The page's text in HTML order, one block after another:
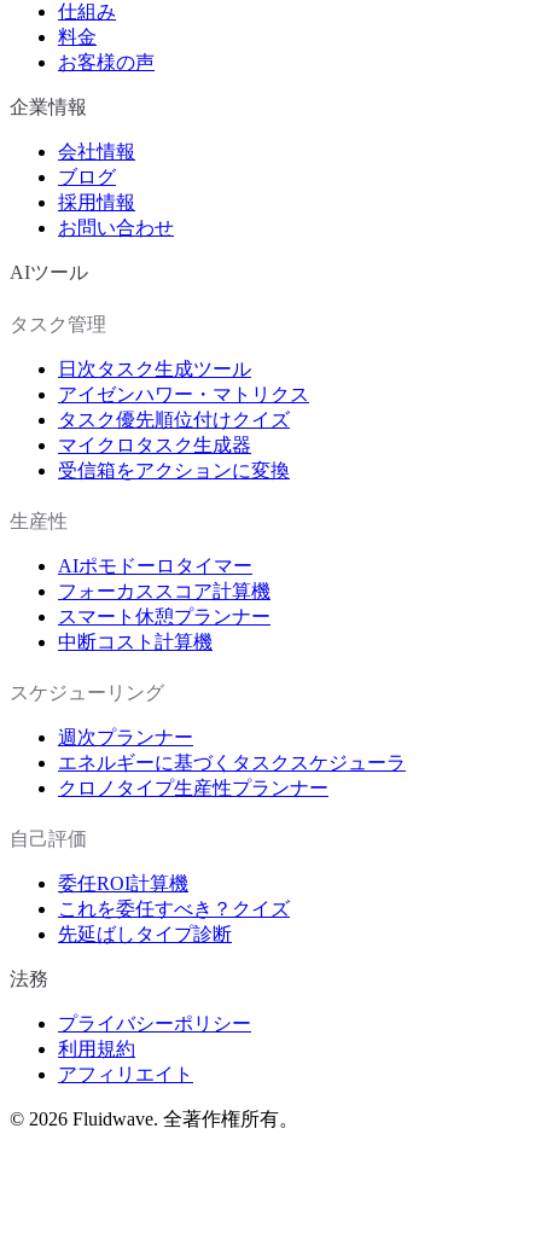
仕組み
料金
お客様の声
企業情報
会社情報
ブログ
採用情報
お問い合わせ
AIツール
タスク管理
日次タスク生成ツール
アイゼンハワー・マトリクス
タスク優先順位付けクイズ
マイクロタスク生成器
受信箱をアクションに変換
生産性
AIポモドーロタイマー
フォーカススコア計算機
スマート休憩プランナー
中断コスト計算機
スケジューリング
週次プランナー
エネルギーに基づくタスクスケジューラ
クロノタイプ生産性プランナー
自己評価
委任ROI計算機
これを委任すべき？クイズ
先延ばしタイプ診断
法務
プライバシーポリシー
利用規約
アフィリエイト
© 2026 Fluidwave. 全著作権所有。